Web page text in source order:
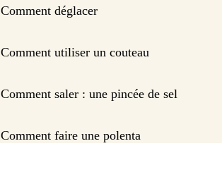
Comment déglacer
Comment utiliser un couteau
Comment saler : une pincée de sel
Comment faire une polenta